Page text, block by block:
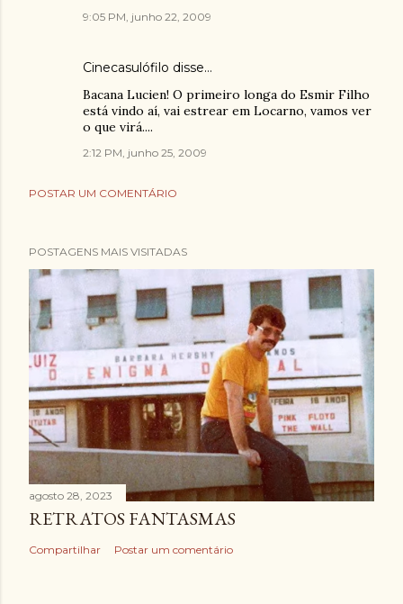
9:05 PM, junho 22, 2009
Cinecasulófilo disse…
Bacana Lucien! O primeiro longa do Esmir Filho
está vindo aí, vai estrear em Locarno, vamos ver
o que virá....
2:12 PM, junho 25, 2009
POSTAR UM COMENTÁRIO
POSTAGENS MAIS VISITADAS
agosto 28, 2023
RETRATOS FANTASMAS
Compartilhar Postar um comentário